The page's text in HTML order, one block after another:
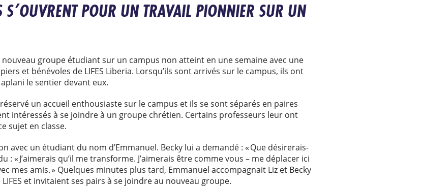
S’OUVRENT POUR UN TRAVAIL PIONNIER SUR UN
groupe étudiant sur un campus non atteint en une semaine avec une
et bénévoles de LIFES Liberia. Lorsqu’ils sont arrivés sur le campus, ils ont
le sentier devant eux.
un accueil enthousiaste sur le campus et ils se sont séparés en paires
intéressés à se joindre à un groupe chrétien. Certains professeurs leur ont
sujet en classe.
avec un étudiant du nom d’Emmanuel. Becky lui a demandé : « Que désirerais-
: « J’aimerais qu’il me transforme. J’aimerais être comme vous – me déplacer ici
mes amis. » Quelques minutes plus tard, Emmanuel accompagnait Liz et Becky
et invitaient ses pairs à se joindre au nouveau groupe.